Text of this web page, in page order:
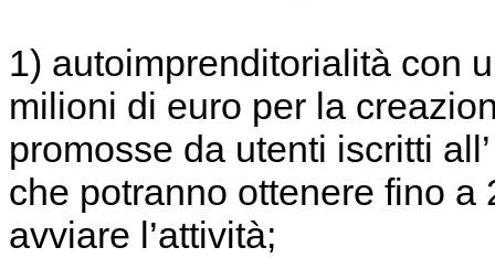
1) autoimprenditorialità con
milioni di euro per la
promosse da utenti iscritti
che potranno ottenere fino
avviare l’attività;